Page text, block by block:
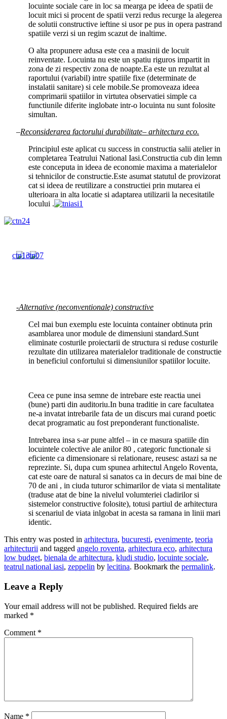
locuinte sociale care in loc sa mearga pe ideea de spatii de
locuit mici si procent de spatii verzi redus recurge la alegerea
de solutii constructive ieftine si usor pe pus in opera pastrand
spatiile verzi si un regim scazut de inaltime.
O alta propunere adusa este cea a masinii de locuit
reinventate. Locuinta nu este un spatiu riguros impartit in
zona de zi respectiv zona de noapte.Ea este un rezultat al
raportului (variabil) intre spatiile fixe (determinate de
instalatii sanitare) si cele mobile.Se promoveaza ideea
comprimarii spatiilor in virtutea observatiei simple ca
functiunile diferite inglobate intr-o locuinta nu sunt folosite
simultan.
–Reconsiderarea factorului durabilitate– arhitectura eco.
Principiul este aplicat cu success in constructia salii atelier in
completarea Teatrului National Iasi.Constructia cub din lemn
este conceputa in ideea de economie maxima a materialelor
si tehnicilor de constructie.Este asumat statutul de provizorat
cat si ideea de reutilizare a constructiei prin mutarea ei
ulterioara in alta locatie si adaptarea utilizarii la necesitatile
locului .
-Alternative (neconventionale) constructive
Cel mai bun exemplu este locuinta container obtinuta prin
asamblarea unor module de dimensiuni standard.Sunt
eliminate costurile proiectarii de structura si reduse costurile
rezultate din utilizarea materialelor traditionale de constructie
in beneficiul confortului si dimensiunilor spatiilor locuite.
Ceea ce pune insa semne de intrebare este reactia unei
(bune) parti din auditoriu.In buna traditie in care facultatea
ne-a invatat intrebarile fata de un discurs mai curand poetic
decat programatic au fost preponderant functionaliste.
Intrebarea insa s-ar pune altfel – in ce masura spatiile din
locuintele colective ale anilor 80 , categoric functionale si
eficiente ca dimensionare si relationare, reusesc astazi sa ne
reprezinte. Si, dupa cum spunea arhitectul Angelo Roventa,
cat este oare de natural si sanatos ca in decurs de mai bine de
70 de ani , in ciuda tuturor schimarilor de viata si mentalitate
(traduse atat de bine la nivelul volumteriei cladirilor si
sistemelor constructive folosite), totusi partiul de arhitectura
si scenariul de viata inlgobat in acesta sa ramana in linii mari
identic.
This entry was posted in arhitectura, bucuresti, evenimente, teoria
arhitecturii and tagged angelo roventa, arhitectura eco, arhitectura
low budget, bienala de arhitectura, kludi studio, locuinte sociale,
teatrul national iasi, zeppelin by lecitina. Bookmark the permalink.
Leave a Reply
Your email address will not be published. Required fields are
marked *
Comment *
Name *